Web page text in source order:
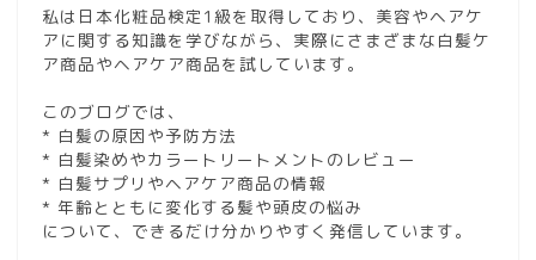
私は日本化粧品検定1級を取得しており、美容やヘアケ
アに関する知識を学びながら、実際にさまざまな白髪ケ
ア商品やヘアケア商品を試しています。
このブログでは、
* 白髪の原因や予防方法
* 白髪染めやカラートリートメントのレビュー
* 白髪サプリやヘアケア商品の情報
* 年齢とともに変化する髪や頭皮の悩み
について、できるだけ分かりやすく発信しています。
お問い合わせ